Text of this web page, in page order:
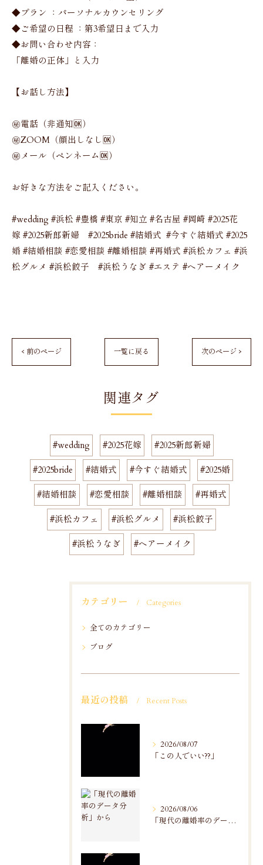
◆プラン ：パーソナルカウンセリング
◆ご希望の日程 ：第3希望日まで入力
◆お問い合わせ内容：
「離婚の正体」と入力
【お話し方法】
㊙️電話（非通知🆗）
㊙️ZOOM（顔出しなし🆗）
㊙️メール（ペンネーム🆗）
お好きな方法をご記入ください。
#wedding #浜松 #豊橋 #東京 #知立 #名古屋 #岡崎 #2025花
嫁 #2025新郎新婦 #2025bride #結婚式 #今すぐ結婚式 #2025
婚 #結婚相談 #恋愛相談 #離婚相談 #再婚式 #浜松カフェ #浜
松グルメ #浜松餃子 #浜松うなぎ #エステ #ヘアーメイク
< 前のページ 一覧に戻る 次のページ >
関連タグ
#wedding #2025花嫁 #2025新郎新婦
#2025bride #結婚式 #今すぐ結婚式 #2025婚
#結婚相談 #恋愛相談 #離婚相談 #再婚式
#浜松カフェ #浜松グルメ #浜松餃子
#浜松うなぎ #ヘアーメイク
カテゴリー Categories
全てのカテゴリー
ブログ
最近の投稿 Recent Posts
2026/08/07
「この人でいい??」
2026/08/06
「現代の離婚率のデータ分析」から